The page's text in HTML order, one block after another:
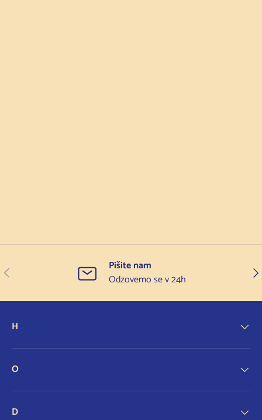
Prejšnji
Pišite nam
Odzovemo se v 24h
H
O
D